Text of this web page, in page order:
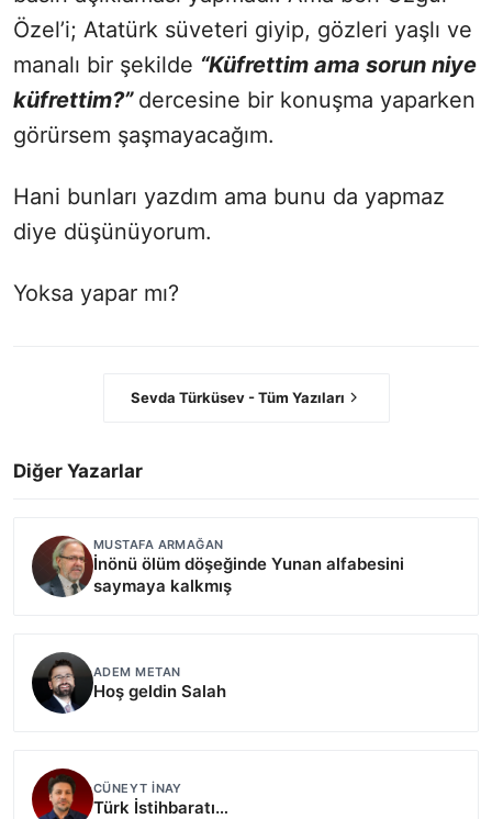
Özel’i; Atatürk süveteri giyip, gözleri yaşlı ve
manalı bir şekilde “Küfrettim ama sorun niye
küfrettim?” dercesine bir konuşma yaparken
görürsem şaşmayacağım.
Hani bunları yazdım ama bunu da yapmaz
diye düşünüyorum.
Yoksa yapar mı?
Sevda Türküsev - Tüm Yazıları
Diğer Yazarlar
MUSTAFA ARMAĞAN
İnönü ölüm döşeğinde Yunan alfabesini
saymaya kalkmış
ADEM METAN
Hoş geldin Salah
CÜNEYT İNAY
Türk İstihbaratı…